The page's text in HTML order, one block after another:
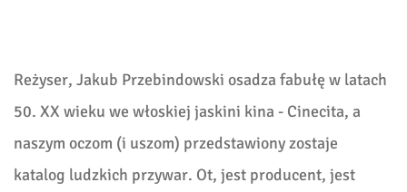
Reżyser, Jakub Przebindowski osadza fabułę w latach
50. XX wieku we włoskiej jaskini kina - Cinecita, a
naszym oczom (i uszom) przedstawiony zostaje
katalog ludzkich przywar. Ot, jest producent, jest